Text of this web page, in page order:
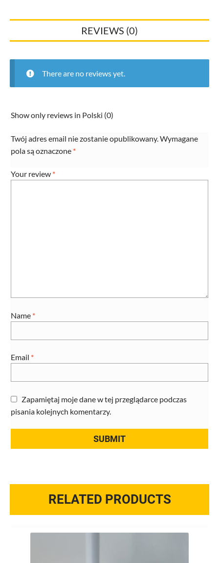
REVIEWS (0)
There are no reviews yet.
Show only reviews in Polski (0)
Twój adres email nie zostanie opublikowany. Wymagane
pola są oznaczone *
Your review *
Name *
Email *
Zapamiętaj moje dane w tej przeglądarce podczas
pisania kolejnych komentarzy.
RELATED PRODUCTS